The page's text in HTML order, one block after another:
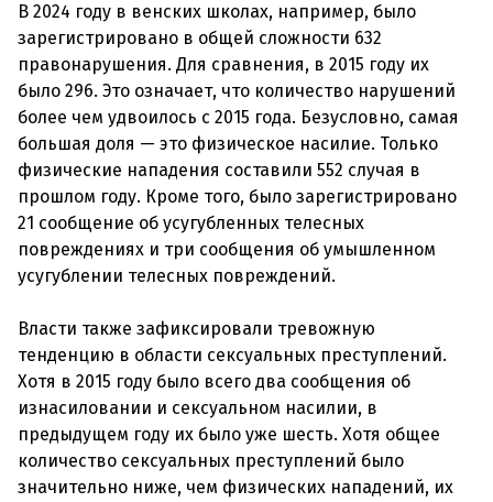
В 2024 году в венских школах, например, было
зарегистрировано в общей сложности 632
правонарушения. Для сравнения, в 2015 году их
было 296. Это означает, что количество нарушений
более чем удвоилось с 2015 года. Безусловно, самая
большая доля — это физическое насилие. Только
физические нападения составили 552 случая в
прошлом году. Кроме того, было зарегистрировано
21 сообщение об усугубленных телесных
повреждениях и три сообщения об умышленном
усугублении телесных повреждений.
Власти также зафиксировали тревожную
тенденцию в области сексуальных преступлений.
Хотя в 2015 году было всего два сообщения об
изнасиловании и сексуальном насилии, в
предыдущем году их было уже шесть. Хотя общее
количество сексуальных преступлений было
значительно ниже, чем физических нападений, их